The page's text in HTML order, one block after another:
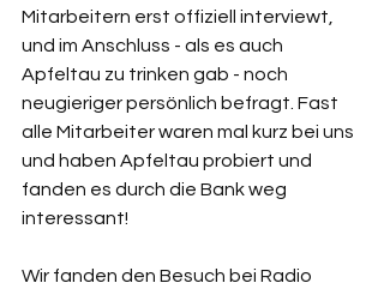
Mitarbeitern erst offiziell interviewt,
und im Anschluss - als es auch
Apfeltau zu trinken gab - noch
neugieriger persönlich befragt. Fast
alle Mitarbeiter waren mal kurz bei uns
und haben Apfeltau probiert und
fanden es durch die Bank weg
interessant!
Wir fanden den Besuch bei Radio